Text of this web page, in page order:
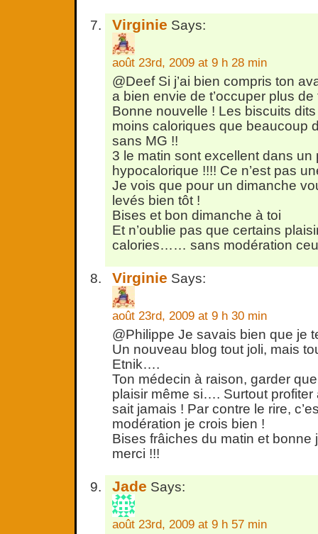
Virginie Says:
août 23rd, 2009 at 9 h 28 min
@Deef Si j’ai bien compris ton
a bien envie de t’occuper plus
Bonne nouvelle ! Les biscuits
moins caloriques que beaucoup
sans MG !!
3 le matin sont excellent dans un
hypocalorique !!!! Ce n’est pas
Je vois que pour un dimanche
levés bien tôt !
Bises et bon dimanche à toi
Et n’oublie pas que certains
calories…… sans modération
Virginie Says:
août 23rd, 2009 at 9 h 30 min
@Philippe Je savais bien que je
Un nouveau blog tout joli, mais
Etnik….
Ton médecin à raison, garder
plaisir même si…. Surtout profiter
sait jamais ! Par contre le rire,
modération je crois bien !
Bises frâiches du matin et bonne
merci !!!
Jade Says:
août 23rd, 2009 at 9 h 57 min